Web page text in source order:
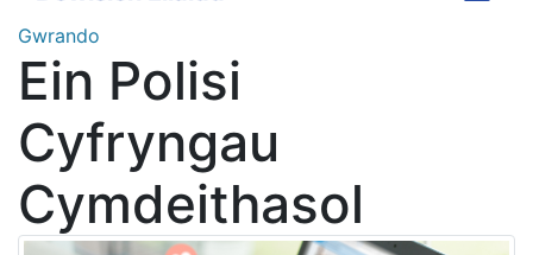
Gwrando
Ein Polisi
Cyfryngau
Cymdeithasol